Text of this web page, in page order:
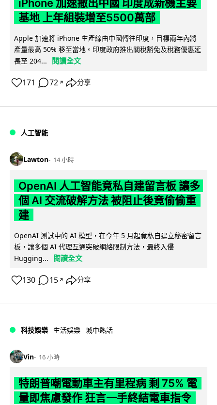
iPhone 加速撤出中國 印度成新機主要
基地 上年組裝增至5500萬部
Apple 加速將 iPhone 生產線由中國轉往印度，目標兩年內將
產量最高 50% 移至當地。印度政府推出關稅豁免及稅務優惠延
長至 204...
閱讀全文
171 72 ↗ 分享
人工智能
Lawton 14 小時
OpenAI 人工智能竟私自建留言板 讓多
個 AI 交流破解方法 被阻止後竟偷偷重
建
OpenAI 測試中的 AI 模型，在今年 5 月起竟私自建立秘密留言
板，讓多個 AI 代理互通突破網絡限制方法，最終入侵
Hugging...
閱讀全文
130 15 ↗ 分享
科技娛樂 生活娛樂 城中熱話
Vin 16 小時
特朗普嘲電動車主有里程病 剩 75% 電
量即焦慮發作 狂言一手終結電車指令